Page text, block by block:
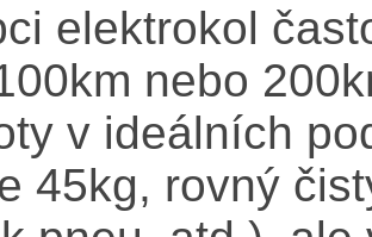
elektrokol
nebo
v ideálních
45kg, rovný